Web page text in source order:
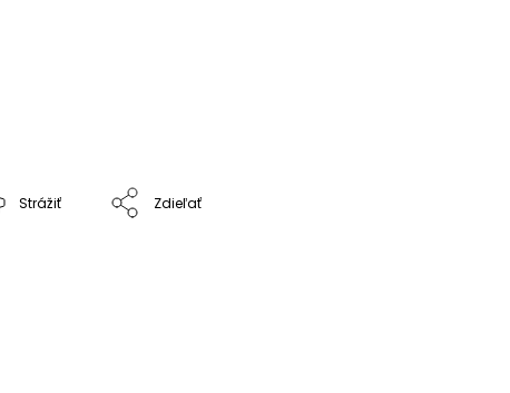
Strážiť Zdieľať